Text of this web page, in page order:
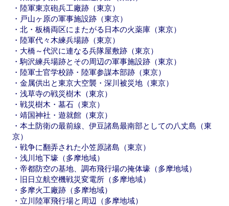
・陸軍東京砲兵工廠跡（東京）
・戸山ヶ原の軍事施設跡（東京）
・北・板橋両区にまたがる日本の火薬庫（東京）
・陸軍代々木練兵場跡（東京）
・大橋～代沢に連なる兵隊屋敷跡（東京）
・駒沢練兵場跡とその周辺の軍事施設跡（東京）
・陸軍士官学校跡・陸軍参謀本部跡（東京）
・金属供出と東京大空襲・深川被災地（東京）
・浅草寺の戦災樹木（東京）
・戦災樹木・墓石（東京）
・靖国神社・遊就館（東京）
・本土防衛の最前線、伊豆諸島最南部としての八丈島（東
京）
・戦争に翻弄された小笠原諸島（東京）
・浅川地下壕（多摩地域）
・帝都防空の基地、調布飛行場の掩体壕（多摩地域）
・旧日立航空機戦災変電所（多摩地域）
・多摩火工廠跡（多摩地域）
・立川陸軍飛行場と周辺（多摩地域）